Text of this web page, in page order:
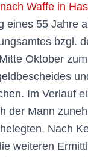
Waffe in
eines 55 Jahre
bzgl.
Oktober
Im Verlauf
der Mann
Nach
weiteren